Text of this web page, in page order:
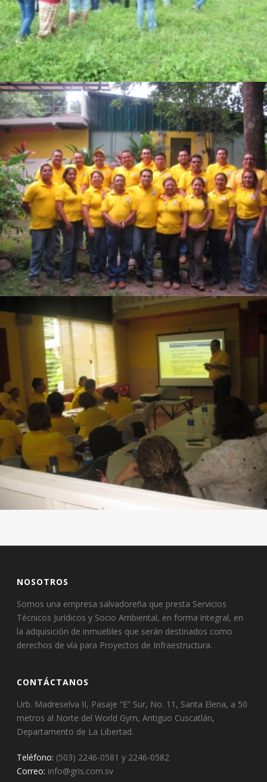
NOSOTROS
Somos una empresa salvadoreña que presta Servicios
Técnicos Jurídicos y Socio Ambiental, en forma integral, en
la adquisición de inmuebles que serán destinados como
derechos de vía para Proyectos de Infraestructura.
CONTÁCTANOS
Urb. Madreselva II, Pasaje “E” Sur, No. 11, Santa Elena, a 50
metros al Norte del World Gym, Antiguo Cuscatlán,
Departamento de La Libertad.
Teléfono: (503) 2246-0581 y 2246-0582
Correo: info@gris.com.sv